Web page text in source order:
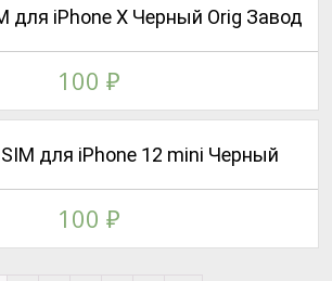
для iPhone 12 mini Черный
100 ₽
для iPhone X Черный Orig Завод
100 ₽